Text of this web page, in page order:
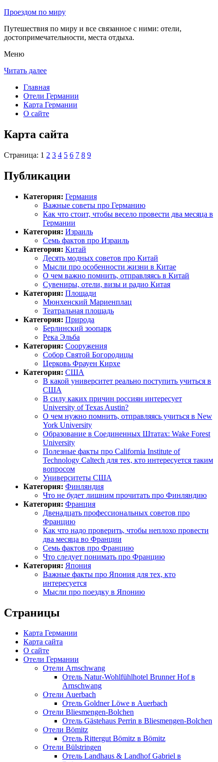
Проездом по миру
Путешествия по миру и все связанное с ними: отели,
достопримечательности, места отдыха.
Меню
Читать далее
Главная
Отели Германии
Карта Германии
О сайте
Карта сайта
Страница: 1 2 3 4 5 6 7 8 9
Публикации
Категория: Германия
Важные советы про Германию
Как что стоит, чтобы весело провести два месяца в
Германии
Категория: Израиль
Семь фактов про Израиль
Категория: Китай
Десять модных советов про Китай
Мысли про особенности жизни в Китае
О чем важно помнить, отправляясь в Китай
Сувениры, отели, визы и радио Китая
Категория: Площади
Мюнхенский Мариенплац
Театральная площадь
Категория: Природа
Берлинский зоопарк
Река Эльба
Категория: Сооружения
Собор Святой Богородицы
Церковь Фрауен Кирхе
Категория: США
В какой университет реально поступить учиться в
США
В силу каких причин россиян интересует
University of Texas Austin?
О чем нужно помнить, отправляясь учиться в New
York University
Образование в Соединенных Штатах: Wake Forest
University
Полезные факты про California Institute of
Technology Caltech для тех, кто интересуется таким
вопросом
Университеты США
Категория: Финляндия
Что не будет лишним прочитать про Финляндию
Категория: Франция
Двенадцать профессиональных советов про
Францию
Как что надо проверить, чтобы неплохо провести
два месяца во Франции
Семь фактов про Францию
Что следует понимать про Францию
Категория: Япония
Важные факты про Япония для тех, кто
интересуется
Мысли про поездку в Японию
Страницы
Карта Германии
Карта сайта
О сайте
Отели Германии
Отели Arnschwang
Отель Natur-Wohlfühlhotel Brunner Hof в
Arnschwang
Отели Auerbach
Отель Goldner Löwe в Auerbach
Отели Bliesmengen-Bolchen
Отель Gästehaus Perrin в Bliesmengen-Bolchen
Отели Bömitz
Отель Rittergut Bömitz в Bömitz
Отели Bülstringen
Отель Landhaus & Landhof Gabriel в